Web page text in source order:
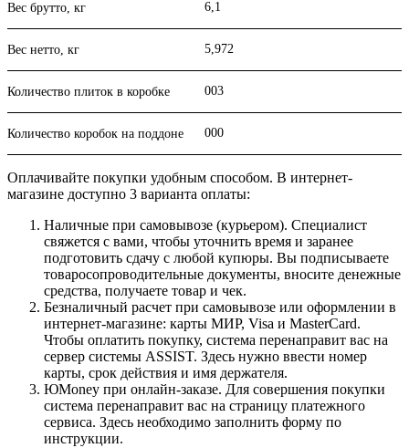
Вес брутто, кг 6,1
Вес нетто, кг 5,972
Количество плиток в коробке 003
Количество коробок на поддоне 000
Оплачивайте покупки удобным способом. В интернет-
магазине доступно 3 варианта оплаты:
Наличные при самовывозе (курьером). Специалист
свяжется с вами, чтобы уточнить время и заранее
подготовить сдачу с любой купюры. Вы подписываете
товаросопроводительные документы, вносите денежные
средства, получаете товар и чек.
Безналичный расчет при самовывозе или оформлении в
интернет-магазине: карты МИР, Visa и MasterCard.
Чтобы оплатить покупку, система перенаправит вас на
сервер системы ASSIST. Здесь нужно ввести номер
карты, срок действия и имя держателя.
ЮMoney при онлайн-заказе. Для совершения покупки
система перенаправит вас на страницу платежного
сервиса. Здесь необходимо заполнить форму по
инструкции.